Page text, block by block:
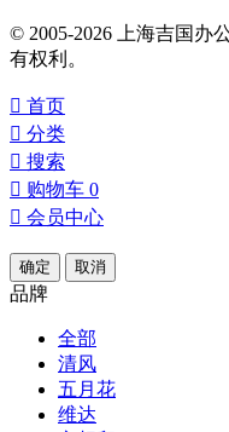
© 2005-2026 上海吉国办
有权利。
 首页
 分类
 搜索
 购物车 0
 会员中心
确定 取消
品牌
全部
清风
五月花
维达